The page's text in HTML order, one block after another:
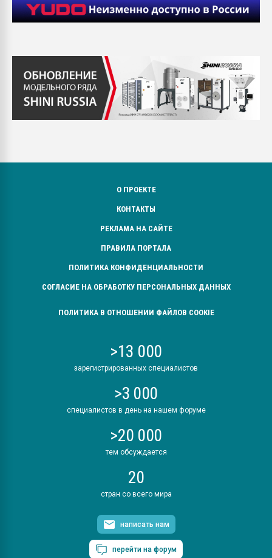
О ПРОЕКТЕ
КОНТАКТЫ
РЕКЛАМА НА САЙТЕ
ПРАВИЛА ПОРТАЛА
ПОЛИТИКА КОНФИДЕНЦИАЛЬНОСТИ
СОГЛАСИЕ НА ОБРАБОТКУ ПЕРСОНАЛЬНЫХ ДАННЫХ
ПОЛИТИКА В ОТНОШЕНИИ ФАЙЛОВ COOKIE
>13 000
зарегистрированных специалистов
>3 000
специалистов в день на нашем форуме
>20 000
тем обсуждается
20
стран со всего мира
написать нам
перейти на форум